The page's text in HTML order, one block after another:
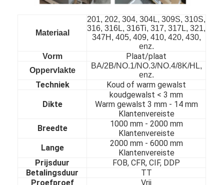
Thuis
Producten
Video's
Materiaal
201, 202, 304, 304L, 309S, 310S,
316, 316L, 316Ti, 317, 317L, 321,
347H, 405, 409, 410, 420, 430,
enz.
Vorm
Plaat/plaat
Oppervlakte
BA/2B/NO.1/NO.3/NO.4/8K/HL,
enz.
Techniek Koud of warm gewalst
Dikte
koudgewalst < 3 mm
Warm gewalst 3 mm - 14 mm
Klantenvereiste
Breedte
1000 mm - 2000 mm
Klantenvereiste
Lange
2000 mm - 6000 mm
Klantenvereiste
Prijsduur
FOB, CFR, CIF, DDP
Betalingsduur
TT
Proefproef
Vrij